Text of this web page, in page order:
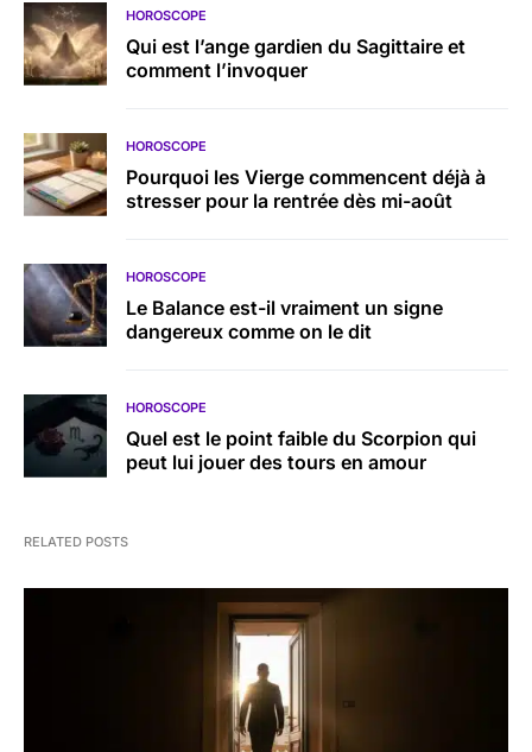
HOROSCOPE
Qui est l’ange gardien du Sagittaire et
comment l’invoquer
HOROSCOPE
Pourquoi les Vierge commencent déjà à
stresser pour la rentrée dès mi-août
HOROSCOPE
Le Balance est-il vraiment un signe
dangereux comme on le dit
HOROSCOPE
Quel est le point faible du Scorpion qui
peut lui jouer des tours en amour
RELATED POSTS